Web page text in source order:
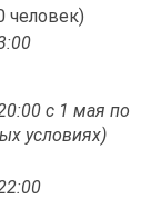
че­ло­век)
с 1 мая по
усло­ви­ях)